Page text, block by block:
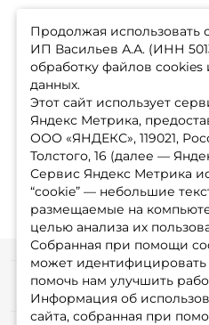
Продолжая использовать
ИП Васильев А.А. (ИНН
обработку файлов cookies
данных.
Этот сайт использует
Яндекс Метрика,
ООО «ЯНДЕКС», 119021,
Толстого, 16 (далее —
Сервис Яндекс Метрика
“cookie” — небольшие
размещаемые на
целью анализа их
Собранная при помощи
может идентифицировать
помочь нам улучшить
Информация об
сайта, собранная при